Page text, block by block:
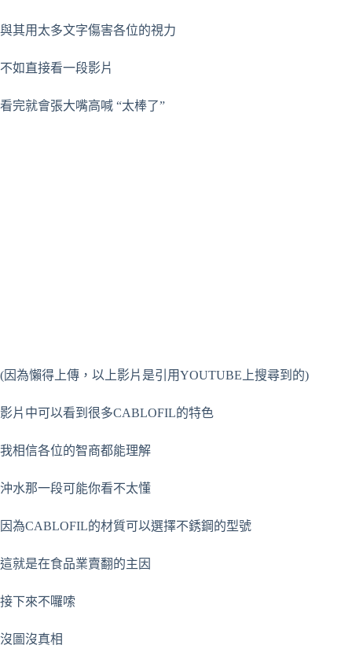
與其用太多文字傷害各位的視力
不如直接看一段影片
看完就會張大嘴高喊 “太棒了”
(因為懶得上傳，以上影片是引用YOUTUBE上搜尋到的)
影片中可以看到很多CABLOFIL的特色
我相信各位的智商都能理解
沖水那一段可能你看不太懂
因為CABLOFIL的材質可以選擇不銹鋼的型號
這就是在食品業賣翻的主因
接下來不囉嗦
沒圖沒真相